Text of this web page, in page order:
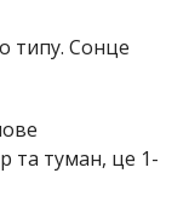
типу. Сонце
та туман, це 1-